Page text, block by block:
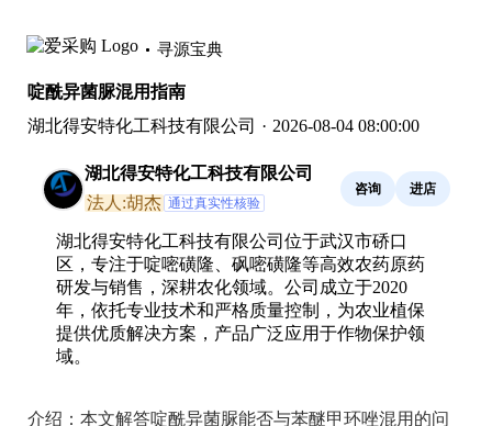
寻源宝典
啶酰异菌脲混用指南
湖北得安特化工科技有限公司 · 2026-08-04 08:00:00
湖北得安特化工科技有限公司
法人:胡杰 通过真实性核验
咨询 进店
湖北得安特化工科技有限公司位于武汉市硚口
区，专注于啶嘧磺隆、砜嘧磺隆等高效农药原药
研发与销售，深耕农化领域。公司成立于2020
年，依托专业技术和严格质量控制，为农业植保
提供优质解决方案，产品广泛应用于作物保护领
域。
介绍： 本文解答啶酰异菌脲能否与苯醚甲环唑混用的问